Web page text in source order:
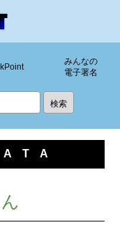
みんなの
電子署名